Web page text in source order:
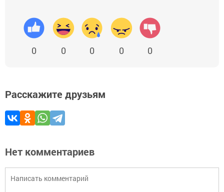
0 0 0 0 0
Расскажите друзьям
Нет комментариев